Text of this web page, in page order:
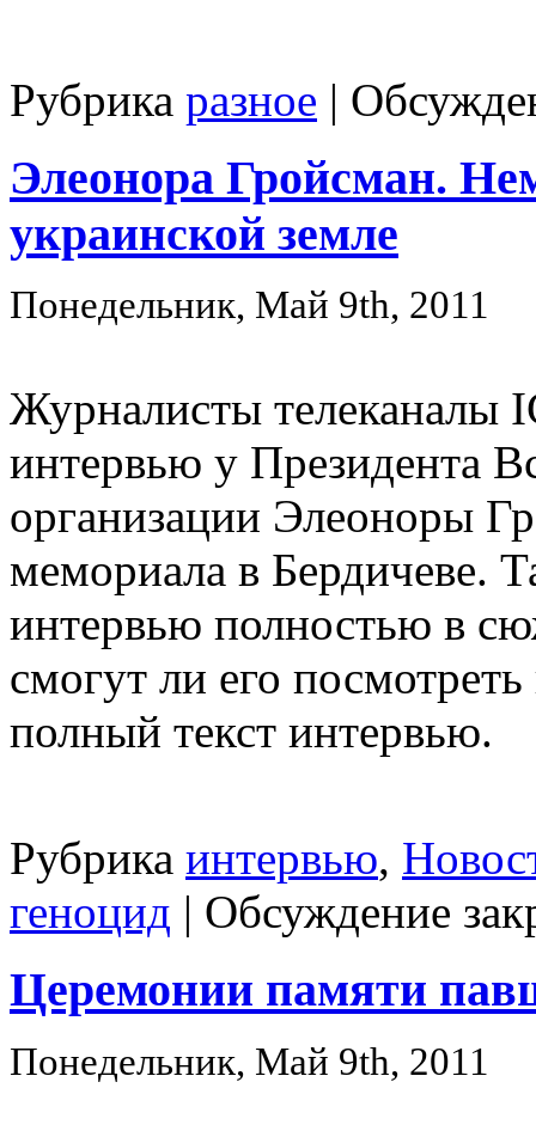
Рубрика разное |
Элеонора Гройсман.
украинской земле
Понедельник, Май 9th, 2011
Журналисты телеканалы
интервью у Президента
организации Элеоноры
мемориала в Бердичеве.
интервью полностью в
смогут ли его
полный текст интервью.
Рубрика интервью,
геноцид | Обсуждение
Церемонии памяти
Понедельник, Май 9th, 2011